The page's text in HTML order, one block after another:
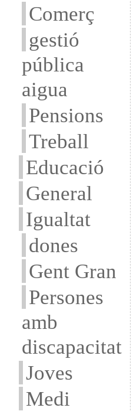
Comerç
gestió
pública
aigua
Pensions
Treball
Educació
General
Igualtat
dones
Gent Gran
Persones
amb
discapacitat
Joves
Medi